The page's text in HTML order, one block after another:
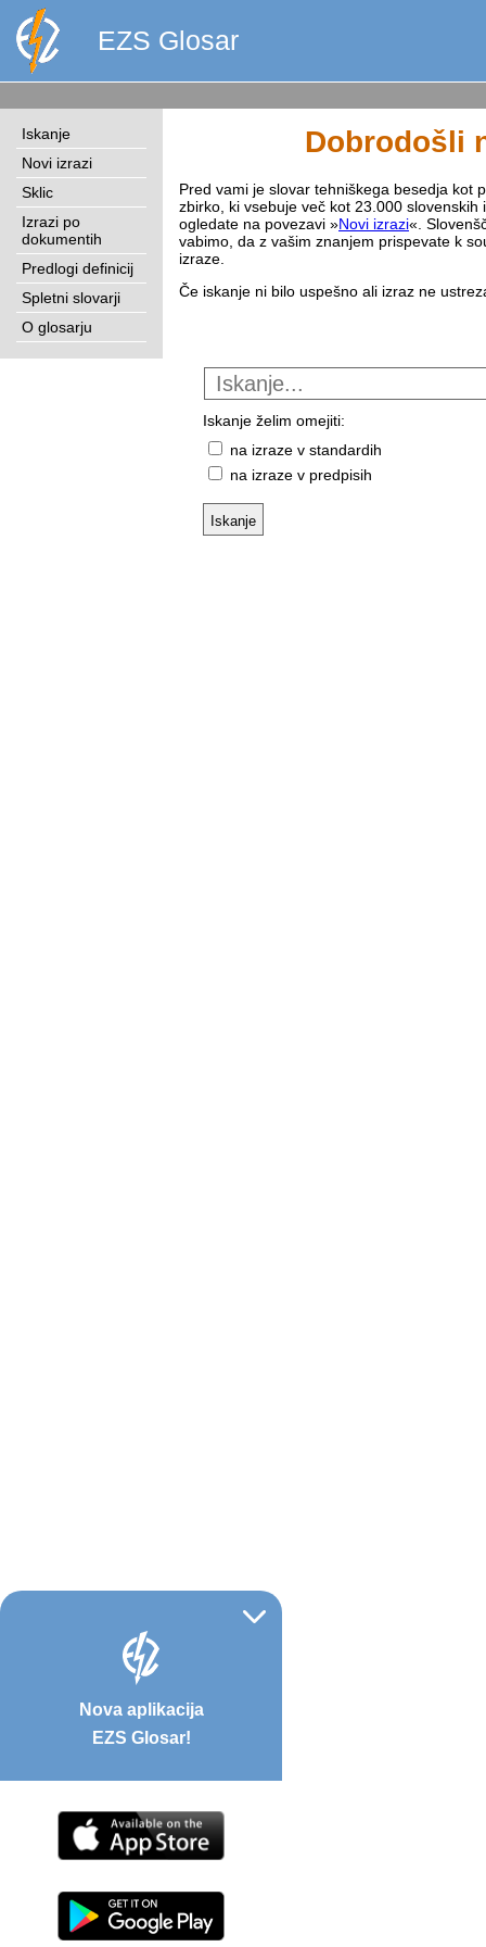
EZS Glosar
Iskanje
Novi izrazi
Sklic
Izrazi po
dokumentih
Predlogi definicij
Spletni slovarji
O glosarju
Dobrodošli
Pred vami je slovar tehniškega besedja kot
zbirko, ki vsebuje več kot 23.000
ogledate na povezavi »Novi izrazi«.
vabimo, da z vašim znanjem prispevate k
izraze.
Če iskanje ni bilo uspešno ali izraz ne
Iskanje želim omejiti:
na izraze v standardih
na izraze v predpisih
Nova aplikacija
EZS Glosar!